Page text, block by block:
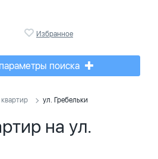
Избранное
поиска
ул. Гребельки
на ул.